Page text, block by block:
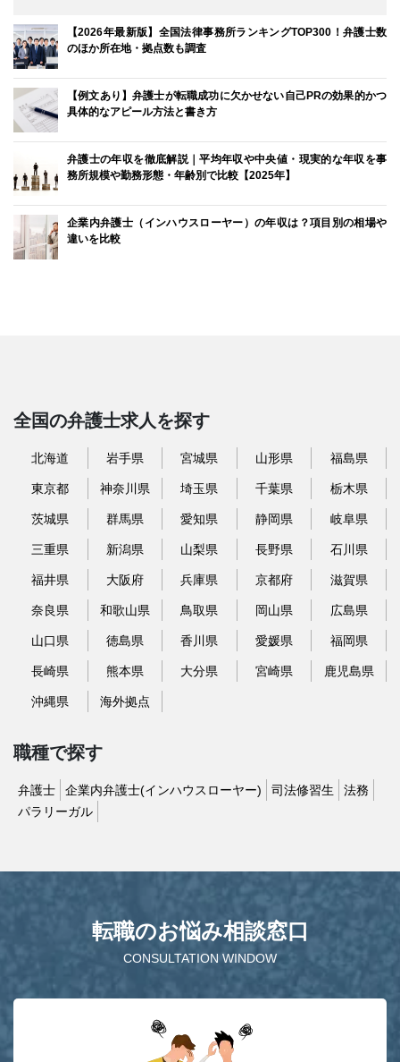
【2026年最新版】全国法律事務所ランキングTOP300！弁護士数
のほか所在地・拠点数も調査
【例文あり】弁護士が転職成功に欠かせない自己PRの効果的かつ
具体的なアピール方法と書き方
弁護士の年収を徹底解説｜平均年収や中央値・現実的な年収を事
務所規模や勤務形態・年齢別で比較【2025年】
企業内弁護士（インハウスローヤー）の年収は？項目別の相場や
違いを比較
全国の弁護士求人を探す
北海道 岩手県 宮城県 山形県 福島県
東京都 神奈川県 埼玉県 千葉県 栃木県
茨城県 群馬県 愛知県 静岡県 岐阜県
三重県 新潟県 山梨県 長野県 石川県
福井県 大阪府 兵庫県 京都府 滋賀県
奈良県 和歌山県 鳥取県 岡山県 広島県
山口県 徳島県 香川県 愛媛県 福岡県
長崎県 熊本県 大分県 宮崎県 鹿児島県
沖縄県 海外拠点
職種で探す
弁護士 企業内弁護士(インハウスローヤー) 司法修習生
法務
パラリーガル
CONSULTATION WINDOW
転職のお悩み相談窓口